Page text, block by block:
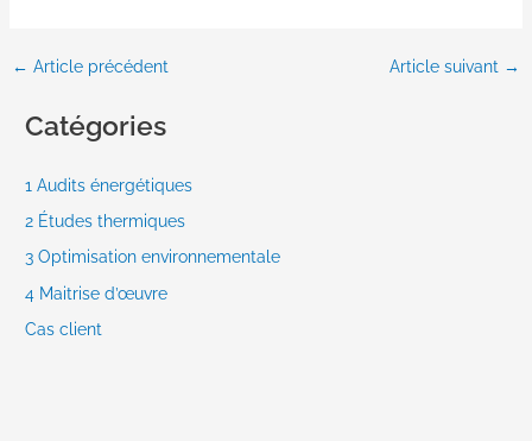
← Article précédent Article suivant →
Catégories
1 Audits énergétiques
2 Études thermiques
3 Optimisation environnementale
4 Maitrise d’œuvre
Cas client